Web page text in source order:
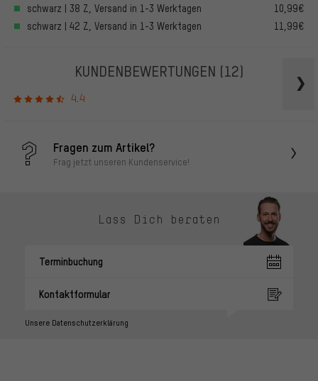
schwarz | 38 Z, Versand in 1-3 Werktagen
10,99€
schwarz | 42 Z, Versand in 1-3 Werktagen
11,99€
KUNDENBEWERTUNGEN (12)
4.4
Fragen zum Artikel?
Frag jetzt unseren Kundenservice!
Lass Dich beraten
Terminbuchung
Kontaktformular
Unsere Datenschutzerklärung